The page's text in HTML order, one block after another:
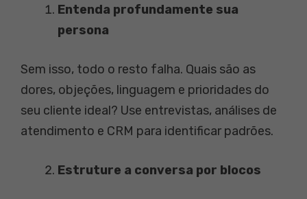
Entenda profundamente sua
persona
Sem isso, todo o resto falha. Quais são as
dores, objeções, linguagem e prioridades do
seu cliente ideal? Use entrevistas, análises de
atendimento e CRM para identificar padrões.
Estruture a conversa por blocos